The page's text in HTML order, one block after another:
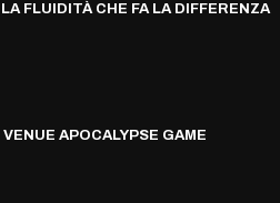
LA FLUIDITÀ CHE FA LA DIFFERENZA
VENUE APOCALYPSE GAME